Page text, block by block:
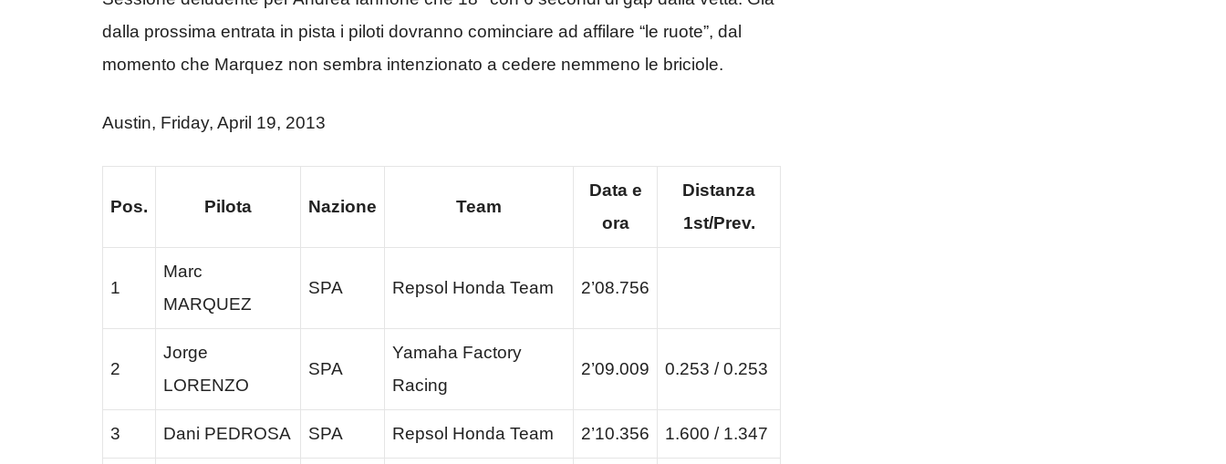
dalla prossima entrata in pista i piloti dovranno cominciare ad affilare “le ruote”, dal
momento che Marquez non sembra intenzionato a cedere nemmeno le briciole.
Austin, Friday, April 19, 2013
Pos. Pilota Nazione Team
Data e
ora
Distanza
1st/Prev.
1
Marc
MARQUEZ
SPA Repsol Honda Team 2’08.756
2
Jorge
LORENZO
SPA
Yamaha Factory
Racing
2’09.009 0.253 / 0.253
3 Dani PEDROSA SPA Repsol Honda Team 2’10.356 1.600 / 1.347